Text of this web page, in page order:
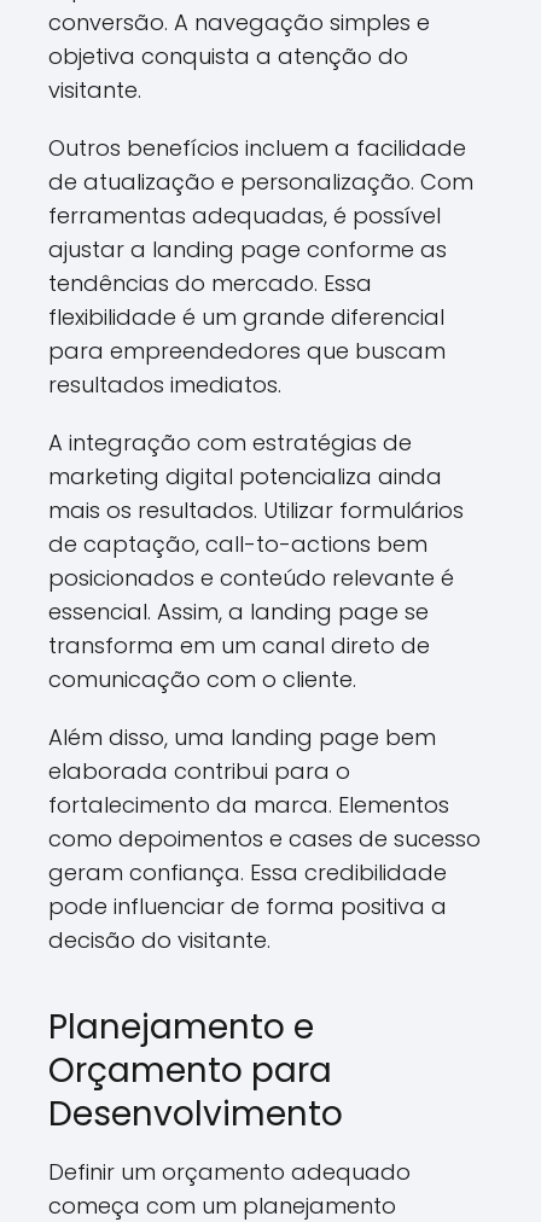
conversão. A navegação simples e
objetiva conquista a atenção do
visitante.
Outros benefícios incluem a facilidade
de atualização e personalização. Com
ferramentas adequadas, é possível
ajustar a landing page conforme as
tendências do mercado. Essa
flexibilidade é um grande diferencial
para empreendedores que buscam
resultados imediatos.
A integração com estratégias de
marketing digital potencializa ainda
mais os resultados. Utilizar formulários
de captação, call-to-actions bem
posicionados e conteúdo relevante é
essencial. Assim, a landing page se
transforma em um canal direto de
comunicação com o cliente.
Além disso, uma landing page bem
elaborada contribui para o
fortalecimento da marca. Elementos
como depoimentos e cases de sucesso
geram confiança. Essa credibilidade
pode influenciar de forma positiva a
decisão do visitante.
Planejamento e
Orçamento para
Desenvolvimento
Definir um orçamento adequado
começa com um planejamento